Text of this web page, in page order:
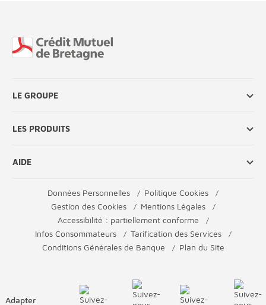
LE GROUPE
LES PRODUITS
AIDE
Données Personnelles
Politique Cookies
Gestion des Cookies
Mentions Légales
Accessibilité : partiellement conforme
Infos Consommateurs
Tarification des Services
Conditions Générales de Banque
Plan du Site
Adapter
Fin de page